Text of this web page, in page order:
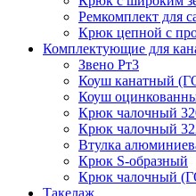
Ремкомплект для
Крюк цепной с
Комплектующие для
Звено Рт3
Коуш канатный
Коуш
Крюк чалочный
Крюк чалочный
Втулка
Крюк S-образный
Крюк чалочный
Такелаж